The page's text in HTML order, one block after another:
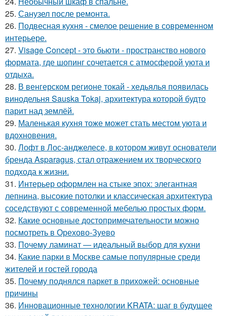
25. Санузел после ремонта.
26. Подвесная кухня - смелое решение в современном
интерьере.
27. Visage Concept - это бьюти - пространство нового
формата, где шопинг сочетается с атмосферой уюта и
отдыха.
28. В венгерском регионе токай - хедьялья появилась
винодельня Sauska Tokaj, архитектура которой будто
парит над землёй.
29. Маленькая кухня тоже может стать местом уюта и
вдохновения.
30. Лофт в Лос-анджелесе, в котором живут основатели
бренда Asparagus, стал отражением их творческого
подхода к жизни.
31. Интерьер оформлен на стыке эпох: элегантная
лепнина, высокие потолки и классическая архитектура
соседствуют с современной мебелью простых форм.
32. Какие основные достопримечательности можно
посмотреть в Орехово-Зуево
33. Почему ламинат — идеальный выбор для кухни
34. Какие парки в Москве самые популярные среди
жителей и гостей города
35. Почему поднялся паркет в прихожей: основные
причины
36. Инновационные технологии KRATA: шаг в будущее